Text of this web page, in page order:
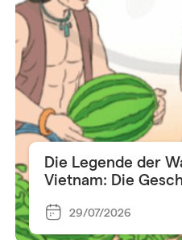
Die Legende der
Vietnam: Die
29/07/2026